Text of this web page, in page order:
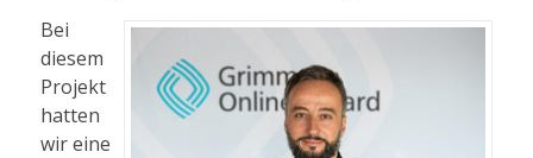
Bei
diesem
Projekt
hatten
wir eine